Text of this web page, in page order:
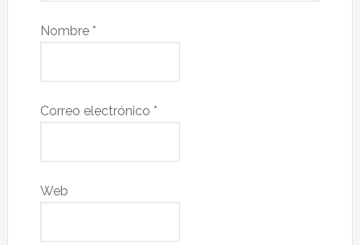
Nombre *
Correo electrónico *
Web